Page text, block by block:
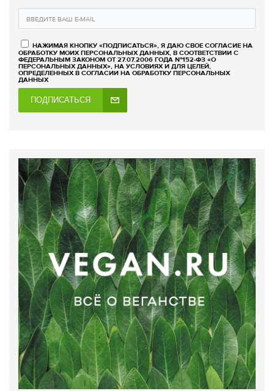
НАЖИМАЯ КНОПКУ «ПОДПИСАТЬСЯ», Я ДАЮ СВОЕ СОГЛАСИЕ НА
ОБРАБОТКУ МОИХ ПЕРСОНАЛЬНЫХ ДАННЫХ, В СООТВЕТСТВИИ С
ФЕДЕРАЛЬНЫМ ЗАКОНОМ ОТ 27.07.2006 ГОДА №152-ФЗ «О
ПЕРСОНАЛЬНЫХ ДАННЫХ», НА УСЛОВИЯХ И ДЛЯ ЦЕЛЕЙ,
ОПРЕДЕЛЕННЫХ В СОГЛАСИИ НА ОБРАБОТКУ ПЕРСОНАЛЬНЫХ
ДАННЫХ
ПОДПИСАТЬСЯ